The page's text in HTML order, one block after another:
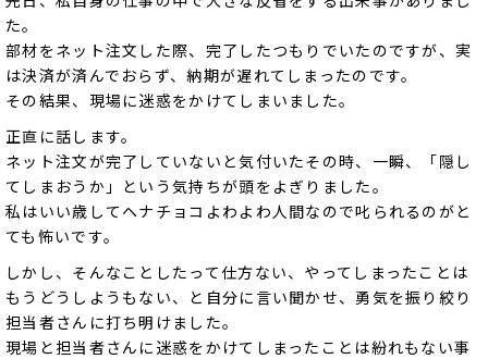
た。
部材をネット注文した際、完了したつもりでいたのですが、実
は決済が済んでおらず、納期が遅れてしまったのです。
その結果、現場に迷惑をかけてしまいました。
正直に話します。
ネット注文が完了していないと気付いたその時、一瞬、「隠し
てしまおうか」という気持ちが頭をよぎりました。
私はいい歳してヘナチョコよわよわ人間なので叱られるのがと
ても怖いです。
しかし、そんなことしたって仕方ない、やってしまったことは
もうどうしようもない、と自分に言い聞かせ、勇気を振り絞り
担当者さんに打ち明けました。
現場と担当者さんに迷惑をかけてしまったことは紛れもない事